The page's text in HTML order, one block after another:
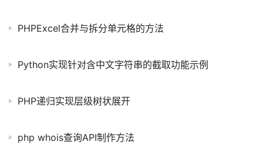
PHPExcel合并与拆分单元格的方法
Python实现针对含中文字符串的截取功能示例
PHP递归实现层级树状展开
php whois查询API制作方法